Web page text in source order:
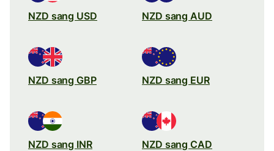
NZD sang USD NZD sang AUD
NZD sang GBP NZD sang EUR
NZD sang INR NZD sang CAD